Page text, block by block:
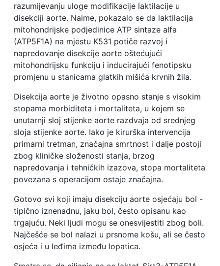
razumijevanju uloge modifikacije laktilacije u
disekciji aorte. Naime, pokazalo se da laktilacija
mitohondrijske podjedinice ATP sintaze alfa
(ATP5F1A) na mjestu K531 potiče razvoj i
napredovanje disekcije aorte oštećujući
mitohondrijsku funkciju i inducirajući fenotipsku
promjenu u stanicama glatkih mišića krvnih žila.
Disekcija aorte je životno opasno stanje s visokim
stopama morbiditeta i mortaliteta, u kojem se
unutarnji sloj stijenke aorte razdvaja od srednjeg
sloja stijenke aorte. Iako je kirurška intervencija
primarni tretman, značajna smrtnost i dalje postoji
zbog kliničke složenosti stanja, brzog
napredovanja i tehničkih izazova, stopa mortaliteta
povezana s operacijom ostaje značajna.
Gotovo svi koji imaju disekciju aorte osjećaju bol -
tipično iznenadnu, jaku bol, često opisanu kao
trgajuću. Neki ljudi mogu se onesvijestiti zbog boli.
Najčešće se bol nalazi u prsnome košu, ali se često
osjeća i u leđima između lopatica.